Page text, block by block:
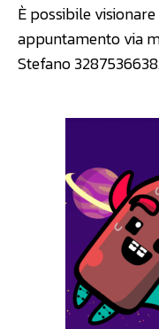
È possibile
appuntamento via
Stefano